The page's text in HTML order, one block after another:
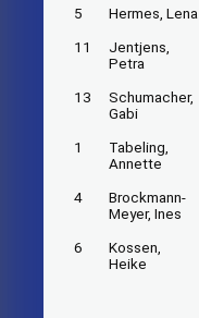
5 Hermes, Lena
11
Jentjens,
Petra
13
Schumacher,
Gabi
1
Tabeling,
Annette
4
Brockmann-
Meyer, Ines
6
Kossen,
Heike